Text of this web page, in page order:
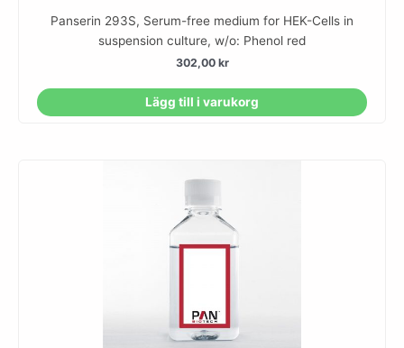
Panserin 293S, Serum-free medium for HEK-Cells in
suspension culture, w/o: Phenol red
302,00 kr
Lägg till i varukorg